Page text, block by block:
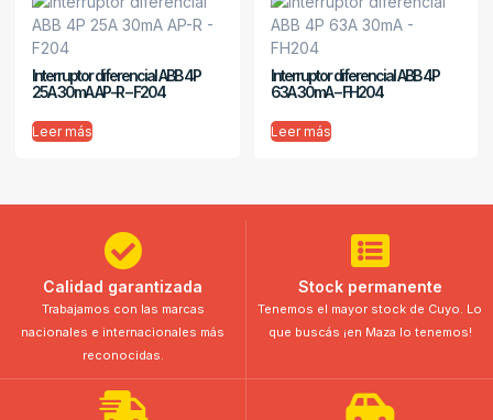
Interruptor diferencial ABB 4P
25A 30mA AP-R – F204
Leer más
Interruptor diferencial ABB 4P
63A 30mA – FH204
Leer más
Calidad garantizada
Trabajamos con las marcas
nacionales e internacionales más
reconocidas.
Stock permanente
Tenemos el mayor stock de Cuyo. Lo
que buscás ¡en Maza lo tenemos!